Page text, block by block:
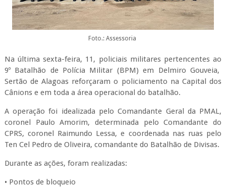
Foto.: Assessoria
Na última sexta-feira, 11, policiais militares pertencentes ao
9º Batalhão de Polícia Militar (BPM) em Delmiro Gouveia,
Sertão de Alagoas reforçaram o policiamento na Capital dos
Cânions e em toda a área operacional do batalhão.
A operação foi idealizada pelo Comandante Geral da PMAL,
coronel Paulo Amorim, determinada pelo Comandante do
CPRS, coronel Raimundo Lessa, e coordenada nas ruas pelo
Ten Cel Pedro de Oliveira, comandante do Batalhão de Divisas.
Durante as ações, foram realizadas:
• Pontos de bloqueio